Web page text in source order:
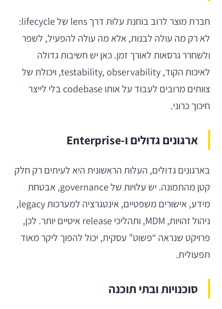
חברת מוצר לרוב בוחנת עלות דרך lens של lifecycle:
לא רק מה עולה לבנות, אלא מה עולה להפעיל, לשפר
ולשחרר גרסאות לאורך זמן. כאן יש חשיבות גדולה
לאיכות הקוד, testability, observability, ויכולת של
צוותים מרובים לעבוד על אותו codebase בלי לייצר
חיכוך כרוני.
ארגונים גדולים ו-Enterprise
בארגונים גדולים, העלות הראשונית היא לעיתים רק חלק
קטן מהתמונה. יש עלויות של governance, אבטחת
מידע, אישורים משפטיים, אינטגרציה למערכות legacy,
ניהול זהויות, MDM, ותהליכי release איטיים יותר. לכן,
פרויקט שנראה “פשוט” עסקית, יכול להפוך ליקר מאוד
תפעולית.
סוכנויות ובתי תוכנה